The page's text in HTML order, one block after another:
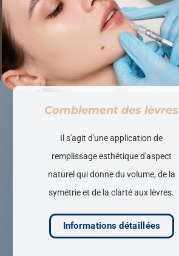
Comblement des lèvres
Il s'agit d'une application de
remplissage esthétique d'aspect
naturel qui donne du volume, de la
symétrie et de la clarté aux lèvres.
Informations détaillées